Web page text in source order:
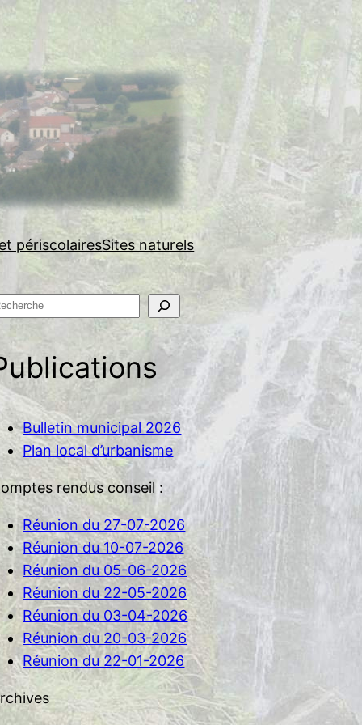
périscolairesSites naturels
Bulletin municipal 2026
Plan local d’urbanisme
rendus conseil :
Réunion du 27-07-2026
Réunion du 10-07-2026
Réunion du 05-06-2026
Réunion du 22-05-2026
Réunion du 03-04-2026
Réunion du 20-03-2026
Réunion du 22-01-2026